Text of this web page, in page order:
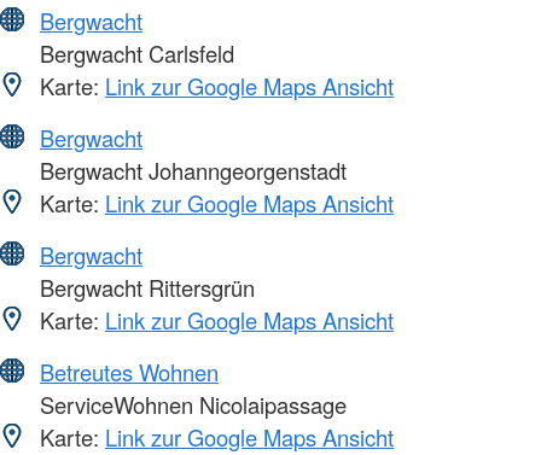
Bergwacht
Bergwacht Carlsfeld
Karte: Link zur Google Maps Ansicht
Bergwacht
Bergwacht Johanngeorgenstadt
Karte: Link zur Google Maps Ansicht
Bergwacht
Bergwacht Rittersgrün
Karte: Link zur Google Maps Ansicht
Betreutes Wohnen
ServiceWohnen Nicolaipassage
Karte: Link zur Google Maps Ansicht